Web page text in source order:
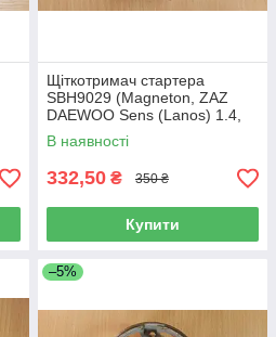
Щіткотримач стартера
SBH9029 (Magneton, ZAZ
DAEWOO Sens (Lanos) 1.4,
MEMZ-317) 12В
В наявності
332,50 ₴ 350 ₴
Купити
–5%